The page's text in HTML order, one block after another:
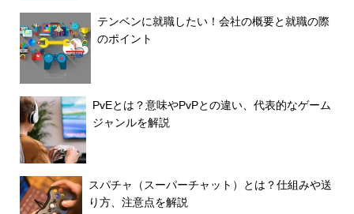
テンベンに就職したい！会社の概要と就職の際
のポイント
PvEとは？意味やPvPとの違い、代表的なゲーム
ジャンルを解説
スパチャ（スーパーチャット）とは？仕組みや送
り方、注意点を解説